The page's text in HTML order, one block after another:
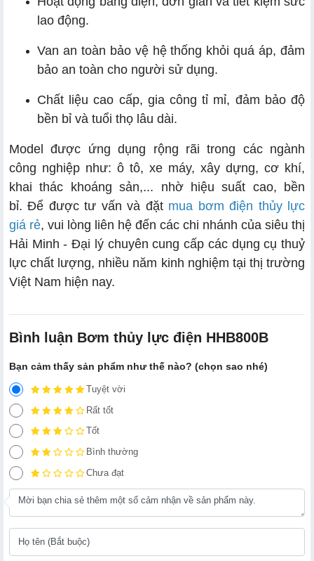
lao động.
Van an toàn bảo vệ hệ thống khỏi quá áp, đảm
bảo an toàn cho người sử dụng.
Chất liệu cao cấp, gia công tỉ mỉ, đảm bảo độ
bền bỉ và tuổi thọ lâu dài.
Model được ứng dụng rộng rãi trong các ngành
công nghiệp như: ô tô, xe máy, xây dựng, cơ khí,
khai thác khoáng sản,... nhờ hiệu suất cao, bền
bỉ. Để được tư vấn và đặt mua bơm điện thủy lực
giá rẻ, vui lòng liên hệ đến các chi nhánh của siêu thị
Hải Minh - Đại lý chuyên cung cấp các dụng cụ thuỷ
lực chất lượng, nhiều năm kinh nghiệm tại thị trường
Việt Nam hiện nay.
Bình luận Bơm thủy lực điện HHB800B
Bạn cảm thấy sản phẩm như thế nào? (chọn sao nhé)
Tuyệt vời
Rất tốt
Tốt
Bình thường
Chưa đạt